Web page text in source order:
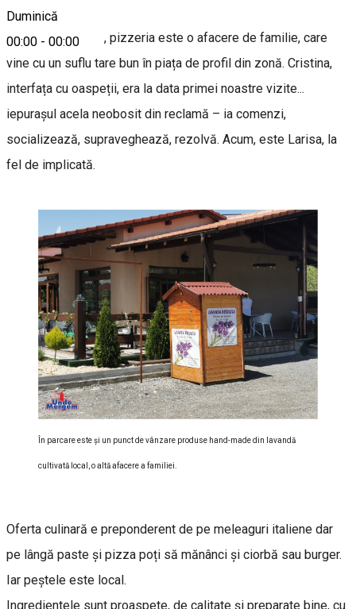
Duminică
00:00 - 00:00
curățenie.
Deschisă în 2018, pizzeria este o afacere de familie, care
vine cu un suflu tare bun în piața de profil din zonă. Cristina,
interfața cu oaspeții, era la data primei noastre vizite...
iepurașul acela neobosit din reclamă – ia comenzi,
socializează, supraveghează, rezolvă. Acum, este Larisa, la
fel de implicată.
În parcare este şi un punct de vânzare produse hand-made din lavandă
cultivată local, o altă afacere a familiei.
Oferta culinară e preponderent de pe meleaguri italiene dar
pe lângă paste și pizza poți să mănânci și ciorbă sau burger.
Iar peștele este local.
Ingredientele sunt proaspete, de calitate și preparate bine, cu